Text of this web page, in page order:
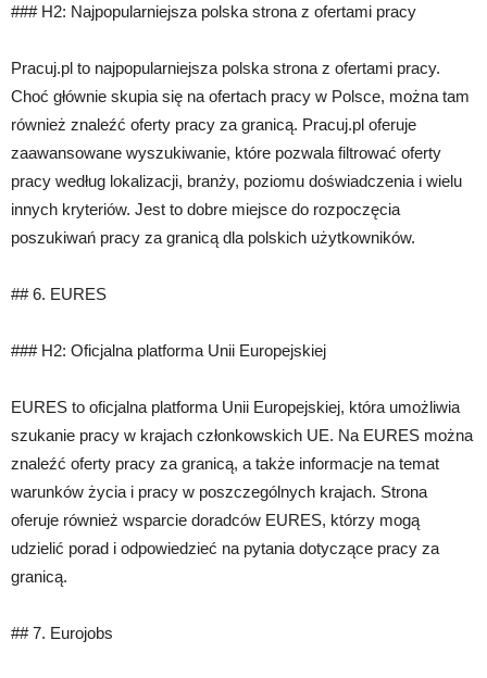
### H2: Najpopularniejsza polska strona z ofertami pracy
Pracuj.pl to najpopularniejsza polska strona z ofertami pracy.
Choć głównie skupia się na ofertach pracy w Polsce, można tam
również znaleźć oferty pracy za granicą. Pracuj.pl oferuje
zaawansowane wyszukiwanie, które pozwala filtrować oferty
pracy według lokalizacji, branży, poziomu doświadczenia i wielu
innych kryteriów. Jest to dobre miejsce do rozpoczęcia
poszukiwań pracy za granicą dla polskich użytkowników.
## 6. EURES
### H2: Oficjalna platforma Unii Europejskiej
EURES to oficjalna platforma Unii Europejskiej, która umożliwia
szukanie pracy w krajach członkowskich UE. Na EURES można
znaleźć oferty pracy za granicą, a także informacje na temat
warunków życia i pracy w poszczególnych krajach. Strona
oferuje również wsparcie doradców EURES, którzy mogą
udzielić porad i odpowiedzieć na pytania dotyczące pracy za
granicą.
## 7. Eurojobs